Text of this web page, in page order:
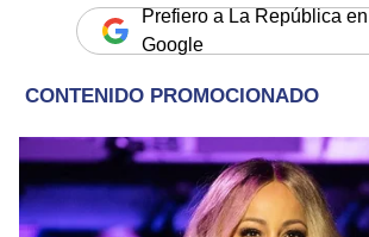
Prefiero a La República en
Google